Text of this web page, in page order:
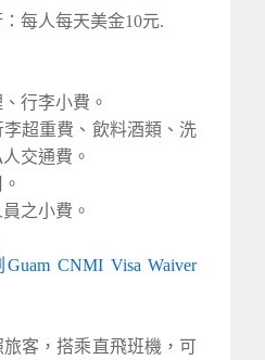
每人每天美金10元.
行李小費。
李超重費、飲料酒類、洗
交通費。
之小費。
CNMI Visa Waiver
客，搭乘直飛班機，可